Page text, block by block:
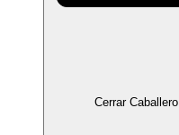
Cerrar Caballero